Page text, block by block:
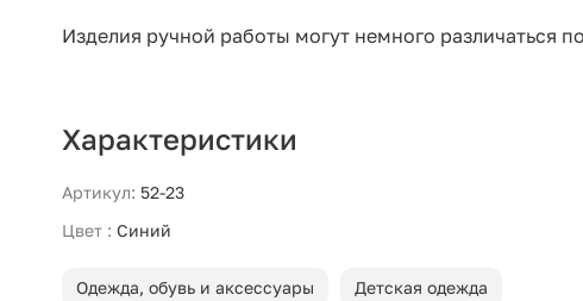
Изделия ручной работы могут немного различаться
Характеристики
Артикул: 52-23
Цвет : Синий
Одежда, обувь и аксессуары Детская одежда